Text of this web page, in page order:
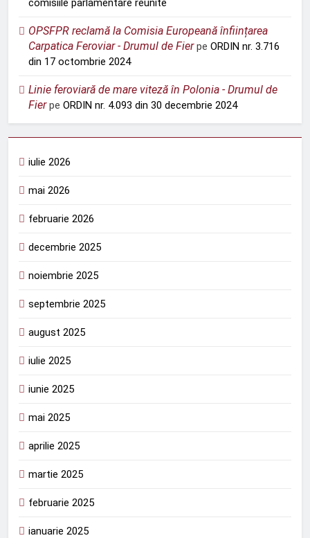
comisiile parlamentare reunite
OPSFPR reclamă la Comisia Europeană înființarea
Carpatica Feroviar - Drumul de Fierpe ORDIN nr. 3.716
din 17 octombrie 2024
Linie feroviară de mare viteză în Polonia - Drumul de
Fierpe ORDIN nr. 4.093 din 30 decembrie 2024
iulie 2026
mai 2026
februarie 2026
decembrie 2025
noiembrie 2025
septembrie 2025
august 2025
iulie 2025
iunie 2025
mai 2025
aprilie 2025
martie 2025
februarie 2025
ianuarie 2025